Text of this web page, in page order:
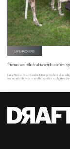
LIFEHACKERS
“Fizemos a escolha de adotar aqueles cachorros
Luis Nuin e Ana Claudia Cruz já tinham dois
sua missão de vida o acolhimento a cachorros